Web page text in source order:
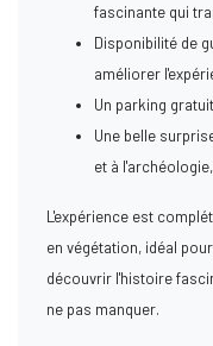
fascinante qui
Disponibilité de
améliorer
Un parking
Une belle
et à
L'expérience est
en végétation, idéal
découvrir l'histoire
ne pas manquer.